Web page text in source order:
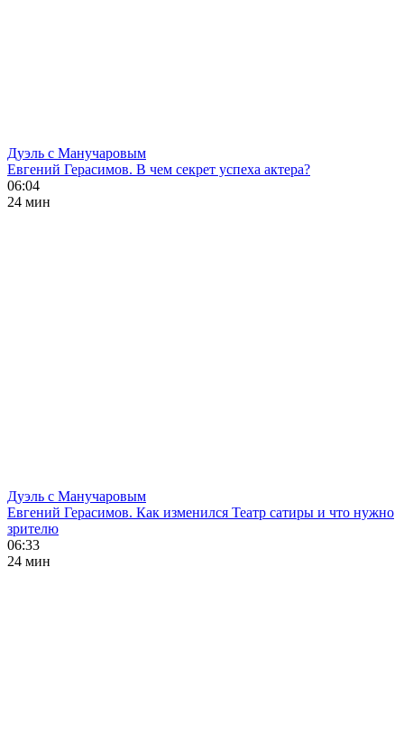
Дуэль с Манучаровым
Евгений Герасимов. В чем секрет успеха актера?
06:04
24 мин
Дуэль с Манучаровым
Евгений Герасимов. Как изменился Театр сатиры и что нужно
зрителю
06:33
24 мин